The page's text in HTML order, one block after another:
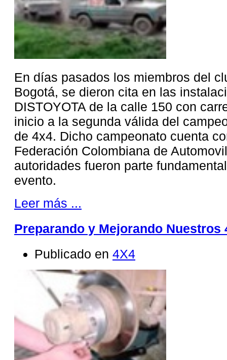
En días pasados los miembros del
Bogotá, se dieron cita en las
DISTOYOTA de la calle 150 con
inicio a la segunda válida del
de 4x4. Dicho campeonato cuenta
Federación Colombiana de
autoridades fueron parte
evento.
Leer más ...
Preparando y Mejorando Nuestros
Publicado en 4X4